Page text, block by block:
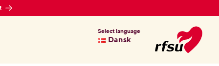
Select language
Dansk